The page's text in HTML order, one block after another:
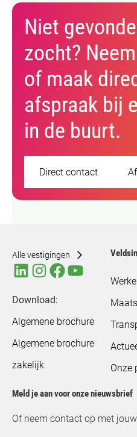
Niet
zocht?
of maak
afspraak bij
in de buurt.
Direct contact
Alle vestigingen
Download:
Algemene brochure
Algemene brochure
zakelijk
Onze
Meld je aan voor onze nieuwsbrief
Of neem contact op met